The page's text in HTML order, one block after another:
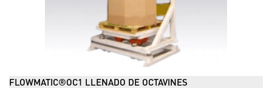
FLOWMATIC®OC1 LLENADO DE OCTAVINES